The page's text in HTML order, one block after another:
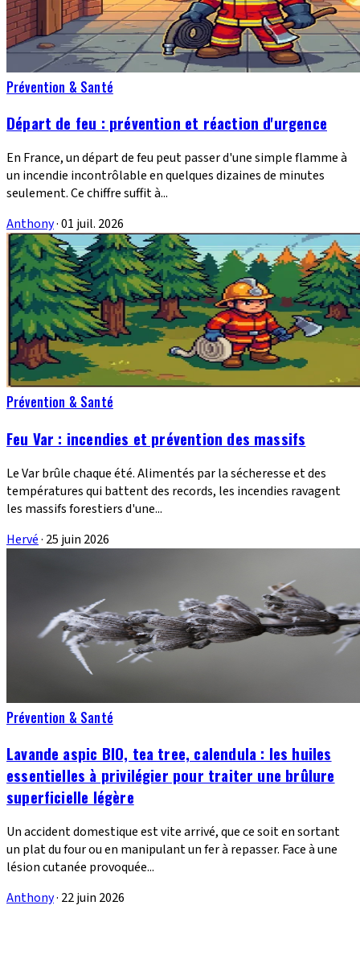
Prévention & Santé
Départ de feu : prévention et réaction d'urgence
En France, un départ de feu peut passer d'une simple flamme à
un incendie incontrôlable en quelques dizaines de minutes
seulement. Ce chiffre suffit à...
Anthony·01 juil. 2026
Prévention & Santé
Feu Var : incendies et prévention des massifs
Le Var brûle chaque été. Alimentés par la sécheresse et des
températures qui battent des records, les incendies ravagent
les massifs forestiers d'une...
Hervé· 25 juin 2026
Prévention & Santé
Lavande aspic BIO, tea tree, calendula : les huiles
essentielles à privilégier pour traiter une brûlure
superficielle légère
Un accident domestique est vite arrivé, que ce soit en sortant
un plat du four ou en manipulant un fer à repasser. Face à une
lésion cutanée provoquée...
Anthony· 22 juin 2026